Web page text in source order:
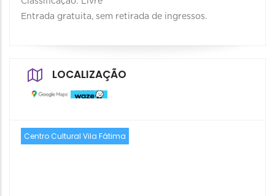
Entrada gratuita, sem retirada de ingressos.
LOCALIZAÇÃO
Centro Cultural Vila Fátima